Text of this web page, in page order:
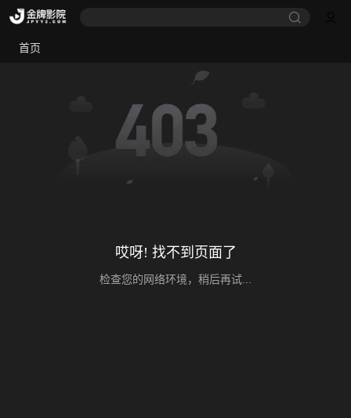
首页
哎呀! 找不到页面了
检查您的网络环境，稍后再试...